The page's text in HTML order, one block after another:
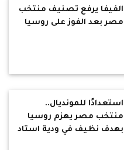
الفيفا يرفع تصنيف منتخب
مصر بعد الفوز على روسيا
استعدادًا للمونديال..
منتخب مصر يهزم روسيا
بهدف نظيف في ودية استاد